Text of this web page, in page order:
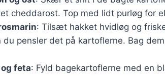
cheddarost. Top med lidt purløg for
: Tilsæt hakket hvidløg og
pensler det på kartoflerne. Bag
feta: Fyld bagekartoflerne med en